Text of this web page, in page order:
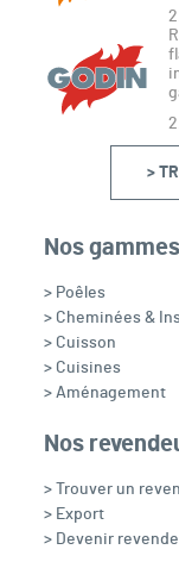
>
Nos gammes
> Poêles
> Cheminées &
> Cuisson
> Cuisines
> Aménagement
Nos
> Trouver un
> Export
> Devenir